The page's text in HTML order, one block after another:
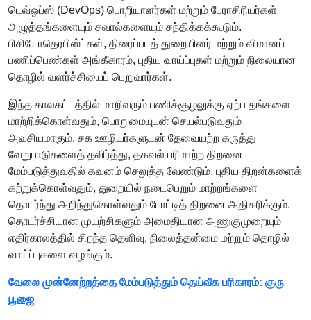
டெவ்ஒப்ஸ் (DevOps) பொறியாளர்கள் மற்றும் பேராசிரியர்கள்
அழுத்தங்களையும் சவால்களையும் சந்திக்கக்கூடும்.
பிசியோதெரபிஸ்ட்கள், திரைப்படத் துறையினர் மற்றும் விமானப்
பணிப்பெண்கள் அங்கீகாரம், புதிய வாய்ப்புகள் மற்றும் நிலையான
தொழில் வளர்ச்சியைப் பெறுவார்கள்.
இந்த காலகட்டத்தில் மாறிவரும் பணிச்சூழலுக்கு ஏற்ப தங்களை
மாற்றிக்கொள்வதும், பொறுமையுடன் செயல்படுவதும்
அவசியமாகும். சக ஊழியர்களுடன் தேவையற்ற கருத்து
வேறுபாடுகளைத் தவிர்த்து, தகவல் பரிமாற்ற திறனை
மேம்படுத்துவதில் கவனம் செலுத்த வேண்டும். புதிய திறன்களைக்
கற்றுக்கொள்வதும், துறையில் நடைபெறும் மாற்றங்களை
தொடர்ந்து அறிந்துகொள்வதும் போட்டித் திறனை அதிகரிக்கும்.
தொடர்ச்சியான முயற்சிகளும் அமைதியான அணுகுமுறையும்
எதிர்காலத்தில் சிறந்த தெளிவு, நிலைத்தன்மை மற்றும் தொழில்
வாய்ப்புகளை வழங்கும்.
வேலை முன்னேற்றத்தை மேம்படுத்தும் தெய்வீக பரிகாரம்: குரு
பூஜை